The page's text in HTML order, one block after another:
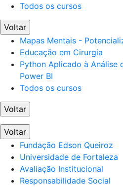
Todos os cursos
Voltar
Mapas Mentais -
Educação em Cirurgia
Python Aplicado à Análise
Power BI
Todos os cursos
Voltar
Voltar
Fundação Edson Queiroz
Universidade de Fortaleza
Avaliação Institucional
Responsabilidade Social